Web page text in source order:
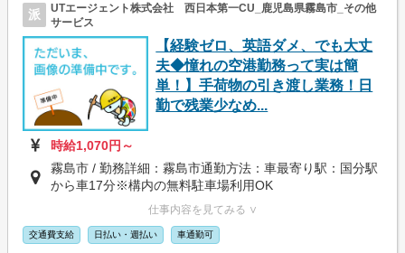
派
UTエージェント株式会社 西日本第一CU_鹿児島県霧島市_その他
サービス
【経験ゼロ、英語ダメ、でも大丈
夫◆憧れの空港勤務って実は簡
単！】手荷物の引き渡し業務！日
勤で残業少なめ...
時給1,070円～
霧島市 / 勤務詳細：霧島市通勤方法：車最寄り駅：国分駅
から車17分※構内の無料駐車場利用OK
仕事内容を見てみる ∨
交通費支給 日払い・週払い 車通勤可